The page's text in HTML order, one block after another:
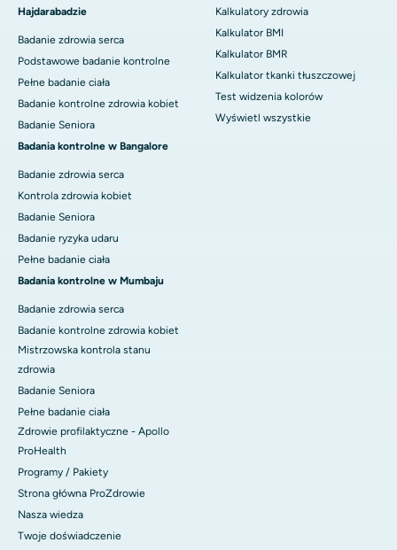
Hajdarabadzie
Badanie zdrowia serca
Podstawowe badanie kontrolne
Pełne badanie ciała
Badanie kontrolne zdrowia kobiet
Badanie Seniora
Badania kontrolne w Bangalore
Badanie zdrowia serca
Kontrola zdrowia kobiet
Badanie Seniora
Badanie ryzyka udaru
Pełne badanie ciała
Badania kontrolne w Mumbaju
Badanie zdrowia serca
Badanie kontrolne zdrowia kobiet
Mistrzowska kontrola stanu
zdrowia
Badanie Seniora
Pełne badanie ciała
Zdrowie profilaktyczne - Apollo
ProHealth
Programy / Pakiety
Strona główna ProZdrowie
Nasza wiedza
Twoje doświadczenie
Kalkulatory zdrowia
Kalkulator BMI
Kalkulator BMR
Kalkulator tkanki tłuszczowej
Test widzenia kolorów
Wyświetl wszystkie